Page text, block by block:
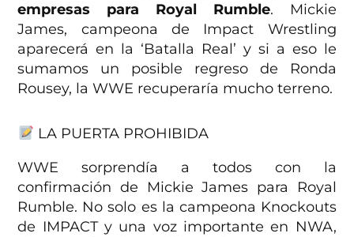
empresas para Royal Rumble. Mickie
James, campeona de Impact Wrestling
aparecerá en la ‘Batalla Real’ y si a eso le
sumamos un posible regreso de Ronda
Rousey, la WWE recuperaría mucho terreno.
LA PUERTA PROHIBIDA
WWE sorprendía a todos con la
confirmación de Mickie James para Royal
Rumble. No solo es la campeona Knockouts
de IMPACT y una voz importante en NWA,